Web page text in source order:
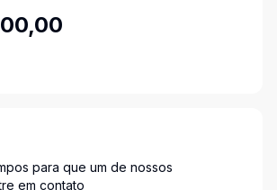
para que um de nossos
em contato